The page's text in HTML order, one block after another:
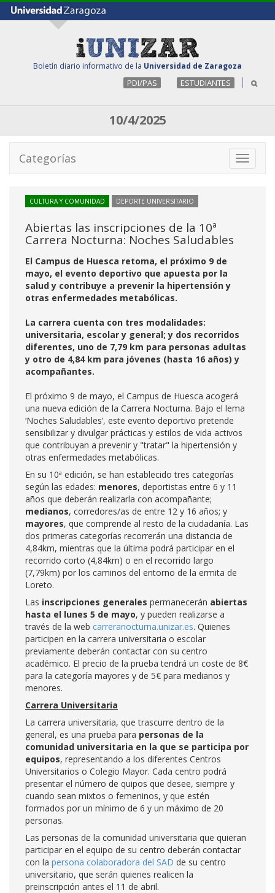
Boletín diario informativo de la Universidad de Zaragoza
PDI/PAS ESTUDIANTES
10/4/2025
Toggle
Categorías
CULTURA Y COMUNIDAD DEPORTE UNIVERSITARIO
Abiertas las inscripciones de la 10ª
Carrera Nocturna: Noches Saludables
El Campus de Huesca retoma, el próximo 9 de
mayo, el evento deportivo que apuesta por la
salud y contribuye a prevenir la hipertensión y
otras enfermedades metabólicas.
La carrera cuenta con tres modalidades:
universitaria, escolar y general; y dos recorridos
diferentes, uno de 7,79 km para personas adultas
y otro de 4,84 km para jóvenes (hasta 16 años) y
acompañantes.
El próximo 9 de mayo, el Campus de Huesca acogerá
una nueva edición de la Carrera Nocturna. Bajo el lema
‘Noches Saludables’, este evento deportivo pretende
sensibilizar y divulgar prácticas y estilos de vida activos
que contribuyan a prevenir y "tratar" la hipertensión y
otras enfermedades metabólicas.
En su 10ª edición, se han establecido tres categorías
según las edades: menores, deportistas entre 6 y 11
años que deberán realizarla con acompañante;
medianos, corredores/as de entre 12 y 16 años; y
mayores, que comprende al resto de la ciudadanía. Las
dos primeras categorías recorrerán una distancia de
4,84km, mientras que la última podrá participar en el
recorrido corto (4,84km) o en el recorrido largo
(7,79km) por los caminos del entorno de la ermita de
Loreto.
Las inscripciones generales permanecerán abiertas
hasta el lunes 5 de mayo, y pueden realizarse a
través de la web carreranocturna.unizar.es. Quienes
participen en la carrera universitaria o escolar
previamente deberán contactar con su centro
académico. El precio de la prueba tendrá un coste de 8€
para la categoría mayores y de 5€ para medianos y
menores.
Carrera Universitaria
La carrera universitaria, que trascurre dentro de la
general, es una prueba para personas de la
comunidad universitaria en la que se participa por
equipos, representando a los diferentes Centros
Universitarios o Colegio Mayor. Cada centro podrá
presentar el número de quipos que desee, siempre y
cuando sean mixtos o femeninos, y que estén
formados por un mínimo de 6 y un máximo de 20
personas.
Las personas de la comunidad universitaria que quieran
participar en el equipo de su centro deberán contactar
con la persona colaboradora del SAD de su centro
universitario, que serán quienes realicen la
preinscripción antes el 11 de abril.